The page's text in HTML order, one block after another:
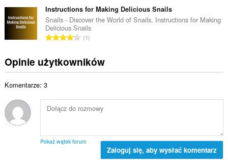
c
e
n
:
c
z
b
a
c
e
t
a
l
z
b
c
e
:
ł
k
o
w
t
a
c
z
o
Instructions for Making Delicious Snails
Snails - Discover the World of Snails, Instructions for Making
Delicious Snails
C
k
i
t
i
1
Opinie użytkowników
Komentarze: 3
Pokaż wątek forum
Zaloguj się, aby wysłać komentarz